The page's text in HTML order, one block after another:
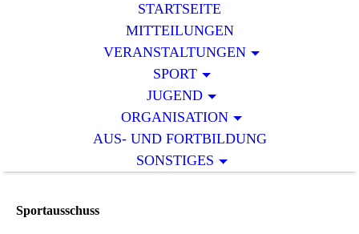
STARTSEITE
MITTEILUNGEN
VERANSTALTUNGEN
SPORT
JUGEND
ORGANISATION
AUS- UND FORTBILDUNG
SONSTIGES
Sportausschuss